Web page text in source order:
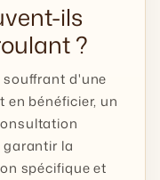
ils
?
souffrant d'une
bénéficier, un
la
spécifique et